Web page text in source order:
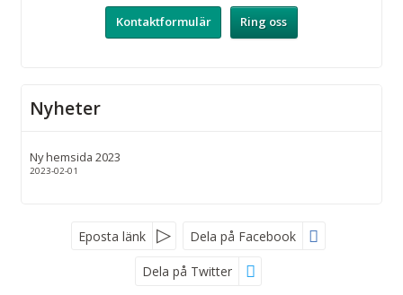
Kontaktformulär Ring oss
Nyheter
Ny hemsida 2023
2023-02-01
Eposta länk Dela på Facebook
Dela på Twitter